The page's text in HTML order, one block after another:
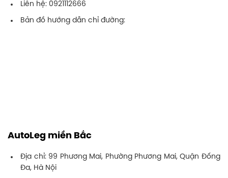
Liên hệ: 0921112666
Bản đồ hướng dẫn chỉ đường:
AutoLeg miền Bắc
Địa chỉ: 99 Phương Mai, Phường Phương Mai, Quận Đống
Đa, Hà Nội